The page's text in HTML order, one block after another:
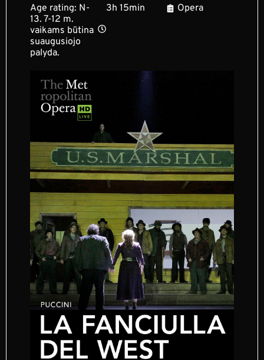
Age rating: N-
13. 7-12 m.
vaikams būtina
suaugusiojo
palyda.
3h 15min Opera